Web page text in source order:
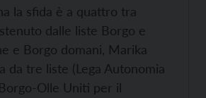
la sfida è a quattro tra
dalle liste Borgo e
e Borgo domani, Marika
da tre liste (Lega Autonomia
Olle Uniti per il